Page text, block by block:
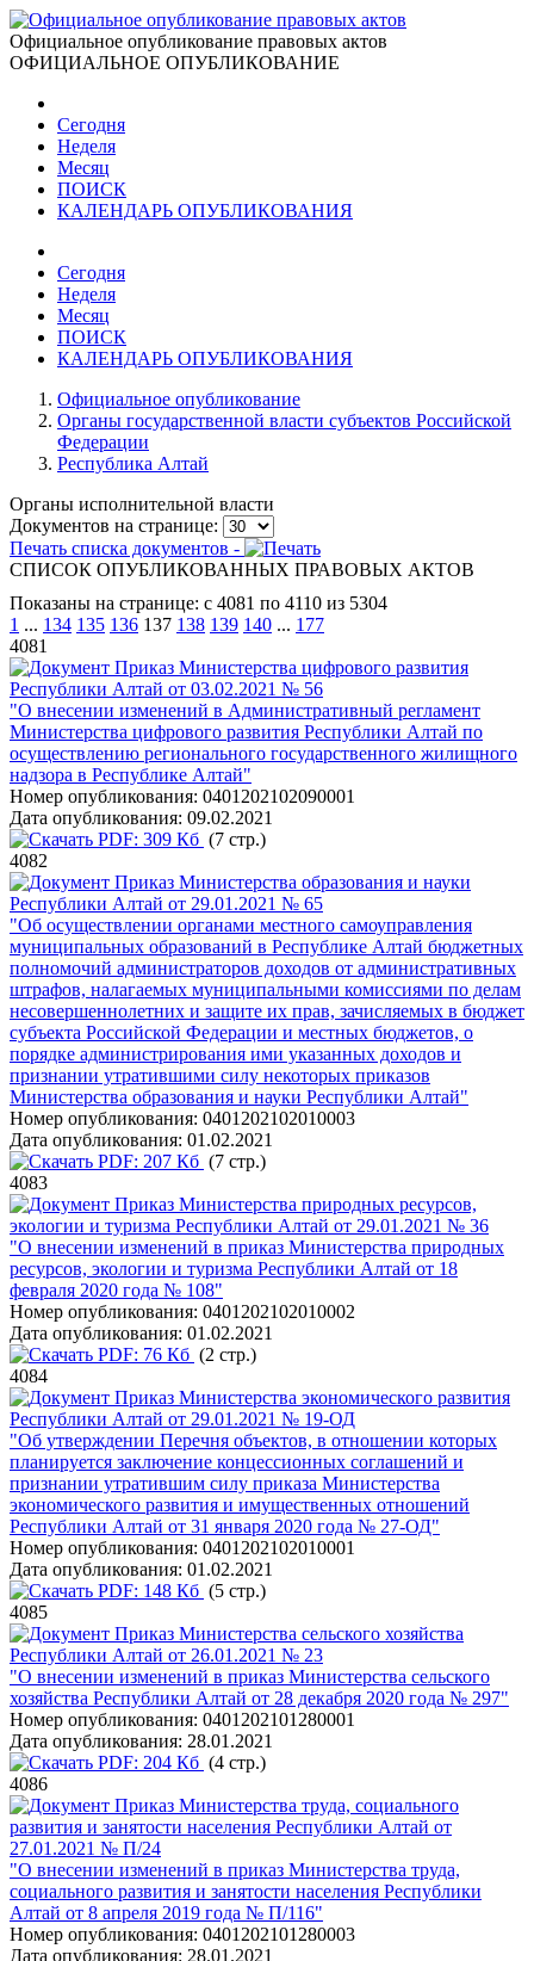
Официальное опубликование правовых актов
ОФИЦИАЛЬНОЕ ОПУБЛИКОВАНИЕ
Сегодня
Неделя
Месяц
ПОИСК
КАЛЕНДАРЬ ОПУБЛИКОВАНИЯ
Сегодня
Неделя
Месяц
ПОИСК
КАЛЕНДАРЬ ОПУБЛИКОВАНИЯ
Официальное опубликование
Органы государственной власти субъектов Российской
Федерации
Республика Алтай
Органы исполнительной власти
Документов на странице:
Печать списка документов -
СПИСОК ОПУБЛИКОВАННЫХ ПРАВОВЫХ АКТОВ
Показаны на странице: с 4081 по 4110 из 5304
1 ... 134 135 136 137 138 139 140 ... 177
4081
Приказ Министерства цифрового развития
Республики Алтай от 03.02.2021 № 56
"О внесении изменений в Административный регламент
Министерства цифрового развития Республики Алтай по
осуществлению регионального государственного жилищного
надзора в Республике Алтай"
Номер опубликования: 0401202102090001
Дата опубликования: 09.02.2021
PDF: 309 Кб (7 стр.)
4082
Приказ Министерства образования и науки
Республики Алтай от 29.01.2021 № 65
"Об осуществлении органами местного самоуправления
муниципальных образований в Республике Алтай бюджетных
полномочий администраторов доходов от административных
штрафов, налагаемых муниципальными комиссиями по делам
несовершеннолетних и защите их прав, зачисляемых в бюджет
субъекта Российской Федерации и местных бюджетов, о
порядке администрирования ими указанных доходов и
признании утратившими силу некоторых приказов
Министерства образования и науки Республики Алтай"
Номер опубликования: 0401202102010003
Дата опубликования: 01.02.2021
PDF: 207 Кб (7 стр.)
4083
Приказ Министерства природных ресурсов,
экологии и туризма Республики Алтай от 29.01.2021 № 36
"О внесении изменений в приказ Министерства природных
ресурсов, экологии и туризма Республики Алтай от 18
февраля 2020 года № 108"
Номер опубликования: 0401202102010002
Дата опубликования: 01.02.2021
PDF: 76 Кб (2 стр.)
4084
Приказ Министерства экономического развития
Республики Алтай от 29.01.2021 № 19-ОД
"Об утверждении Перечня объектов, в отношении которых
планируется заключение концессионных соглашений и
признании утратившим силу приказа Министерства
экономического развития и имущественных отношений
Республики Алтай от 31 января 2020 года № 27-ОД"
Номер опубликования: 0401202102010001
Дата опубликования: 01.02.2021
PDF: 148 Кб (5 стр.)
4085
Приказ Министерства сельского хозяйства
Республики Алтай от 26.01.2021 № 23
"О внесении изменений в приказ Министерства сельского
хозяйства Республики Алтай от 28 декабря 2020 года № 297"
Номер опубликования: 0401202101280001
Дата опубликования: 28.01.2021
PDF: 204 Кб (4 стр.)
4086
Приказ Министерства труда, социального
развития и занятости населения Республики Алтай от
27.01.2021 № П/24
"О внесении изменений в приказ Министерства труда,
социального развития и занятости населения Республики
Алтай от 8 апреля 2019 года № П/116"
Номер опубликования: 0401202101280003
Дата опубликования: 28.01.2021